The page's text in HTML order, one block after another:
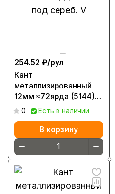
254.52 ₽/рул
Кант
металлизированный
12мм ≈72ярда (5144)
под сереб. V
0 Есть в наличии
В корзину